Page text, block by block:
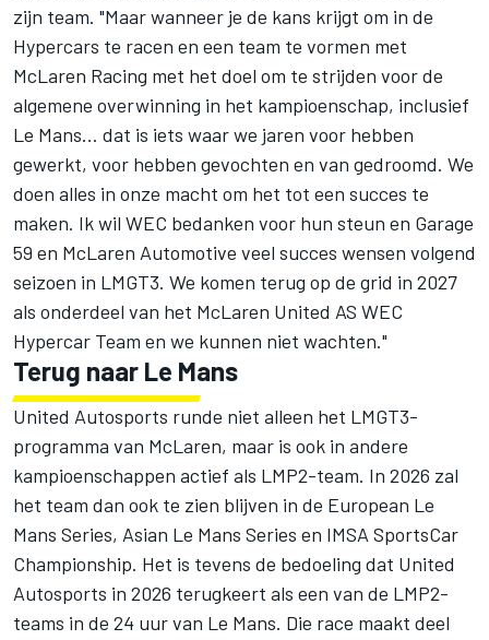
zijn team. "Maar wanneer je de kans krijgt om in de
Hypercars te racen en een team te vormen met
McLaren Racing met het doel om te strijden voor de
algemene overwinning in het kampioenschap, inclusief
Le Mans... dat is iets waar we jaren voor hebben
gewerkt, voor hebben gevochten en van gedroomd. We
doen alles in onze macht om het tot een succes te
maken. Ik wil WEC bedanken voor hun steun en Garage
59 en McLaren Automotive veel succes wensen volgend
seizoen in LMGT3. We komen terug op de grid in 2027
als onderdeel van het McLaren United AS WEC
Hypercar Team en we kunnen niet wachten."
Terug naar Le Mans
United Autosports runde niet alleen het LMGT3-
programma van McLaren, maar is ook in andere
kampioenschappen actief als LMP2-team. In 2026 zal
het team dan ook te zien blijven in de European Le
Mans Series, Asian Le Mans Series en IMSA SportsCar
Championship. Het is tevens de bedoeling dat United
Autosports in 2026 terugkeert als een van de LMP2-
teams in de 24 uur van Le Mans. Die race maakt deel